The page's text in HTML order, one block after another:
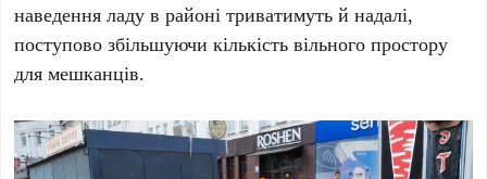
наведення ладу в районі триватимуть й надалі,
поступово збільшуючи кількість вільного простору
для мешканців.